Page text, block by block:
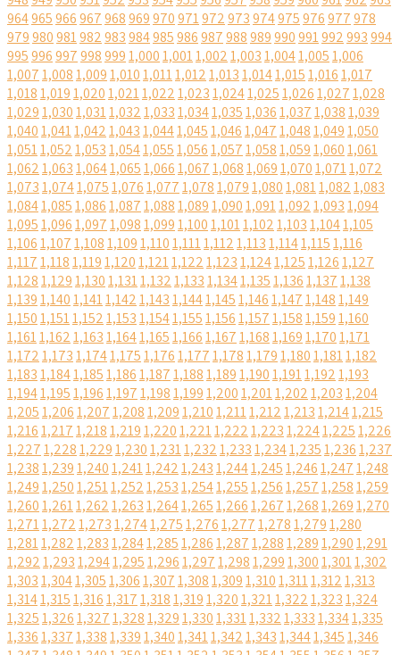
964965966967968969970971972973974975976977978
979980981982983984985986987988989990991992993994
9959969979989991,0001,0011,0021,0031,0041,0051,006
1,0071,0081,0091,0101,0111,0121,0131,0141,0151,0161,017
1,0181,0191,0201,0211,0221,0231,0241,0251,0261,0271,028
1,0291,0301,0311,0321,0331,0341,0351,0361,0371,0381,039
1,0401,0411,0421,0431,0441,0451,0461,0471,0481,0491,050
1,0511,0521,0531,0541,0551,0561,0571,0581,0591,0601,061
1,0621,0631,0641,0651,0661,0671,0681,0691,0701,0711,072
1,0731,0741,0751,0761,0771,0781,0791,0801,0811,0821,083
1,0841,0851,0861,0871,0881,0891,0901,0911,0921,0931,094
1,0951,0961,0971,0981,0991,1001,1011,1021,1031,1041,105
1,1061,1071,1081,1091,1101,1111,1121,1131,1141,1151,116
1,1171,1181,1191,1201,1211,1221,1231,1241,1251,1261,127
1,1281,1291,1301,1311,1321,1331,1341,1351,1361,1371,138
1,1391,1401,1411,1421,1431,1441,1451,1461,1471,1481,149
1,1501,1511,1521,1531,1541,1551,1561,1571,1581,1591,160
1,1611,1621,1631,1641,1651,1661,1671,1681,1691,1701,171
1,1721,1731,1741,1751,1761,1771,1781,1791,1801,1811,182
1,1831,1841,1851,1861,1871,1881,1891,1901,1911,1921,193
1,1941,1951,1961,1971,1981,1991,2001,2011,2021,2031,204
1,2051,2061,2071,2081,2091,2101,2111,2121,2131,2141,215
1,2161,2171,2181,2191,2201,2211,2221,2231,2241,2251,226
1,2271,2281,2291,2301,2311,2321,2331,2341,2351,2361,237
1,2381,2391,2401,2411,2421,2431,2441,2451,2461,2471,248
1,2491,2501,2511,2521,2531,2541,2551,2561,2571,2581,259
1,2601,2611,2621,2631,2641,2651,2661,2671,2681,2691,270
1,2711,2721,2731,2741,2751,2761,2771,2781,2791,280
1,2811,2821,2831,2841,2851,2861,2871,2881,2891,2901,291
1,2921,2931,2941,2951,2961,2971,2981,2991,3001,3011,302
1,3031,3041,3051,3061,3071,3081,3091,3101,3111,3121,313
1,3141,3151,3161,3171,3181,3191,3201,3211,3221,3231,324
1,3251,3261,3271,3281,3291,3301,3311,3321,3331,3341,335
1,3361,3371,3381,3391,3401,3411,3421,3431,3441,3451,346